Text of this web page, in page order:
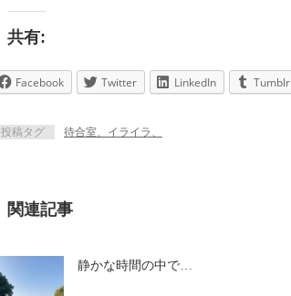
共有:
Facebook Twitter LinkedIn Tumblr
投稿タグ 待合室、イライラ、
関連記事
静かな時間の中で…